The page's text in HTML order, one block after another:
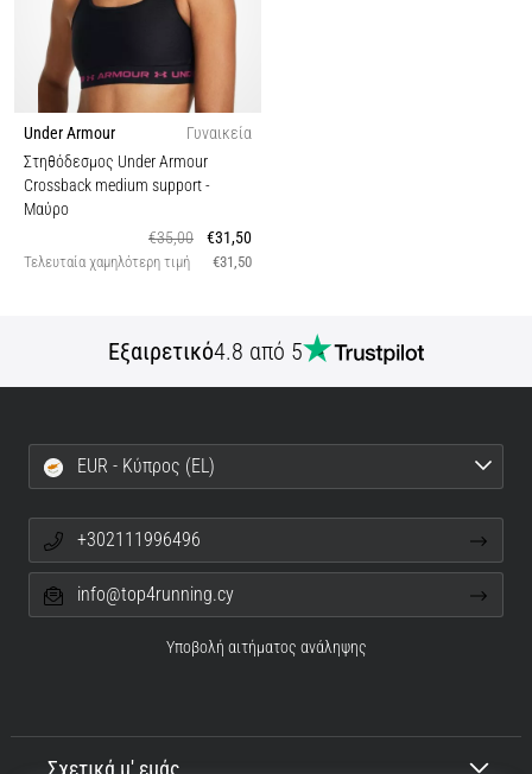
Under Armour
Γυναικεία
Στηθόδεσμος Under Armour
Crossback medium support-
Μαύρο
€35,00
€31,50
Τελευταία χαμηλότερη τιμή €31,50
Εξαιρετικό4.8 από 5
Σχετικά μ' εμάς
EUR - Κύπρος (EL)
+302111996496
info@top4running.cy
Υποβολή αιτήματος ανάληψης